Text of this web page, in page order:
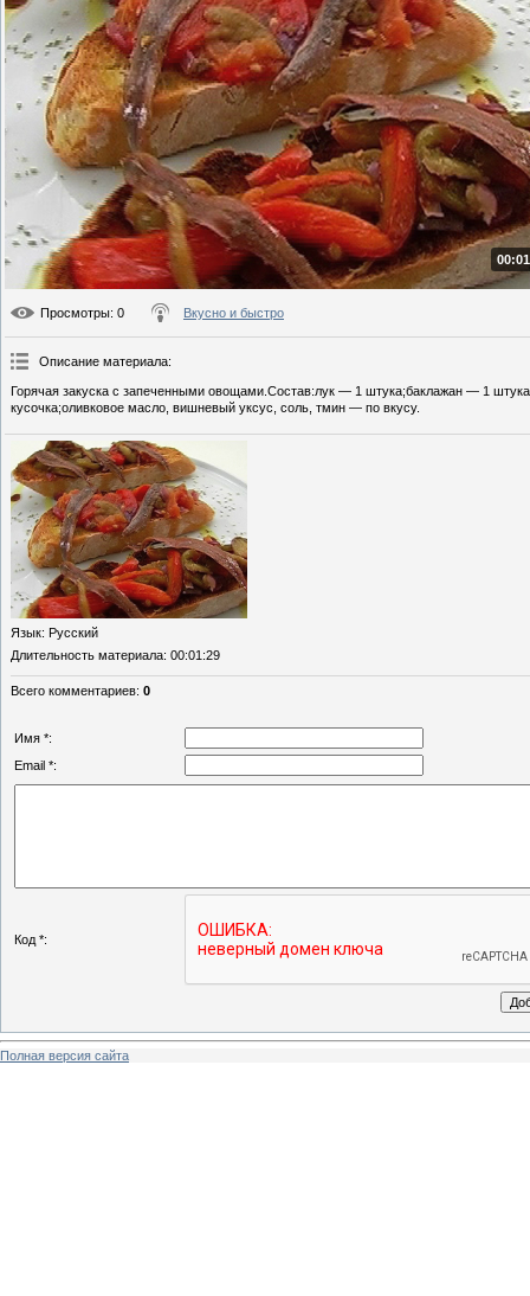
Просмотры: 0 Вкусно и быстро
Описание материала:
Горячая закуска с запеченными овощами.Состав:лук — 1 штука;баклажан — 1
кусочка;оливковое масло, вишневый уксус, соль, тмин — по вкусу.
Язык: Русский
Длительность материала: 00:01:29
Всего комментариев: 0
Имя *:
Email *:
Код *:
Полная версия сайта